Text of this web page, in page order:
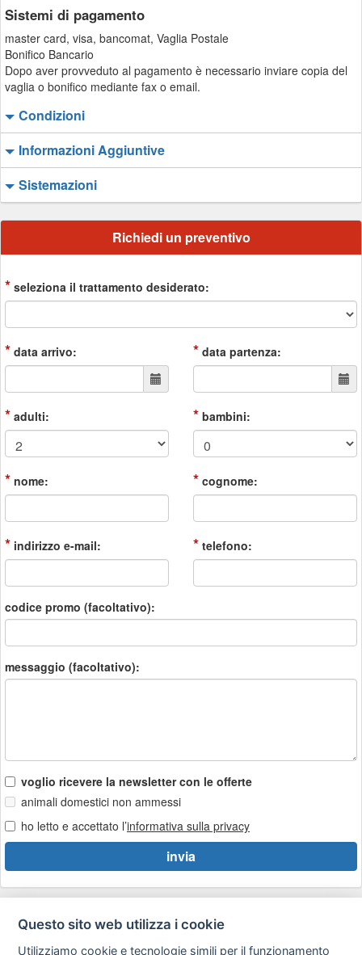
Sistemi di pagamento
master card, visa, bancomat, Vaglia Postale
Bonifico Bancario
Dopo aver provveduto al pagamento è necessario inviare copia del
vaglia o bonifico mediante fax o email.
Condizioni
Informazioni Aggiuntive
Sistemazioni
Richiedi un preventivo
* seleziona il trattamento desiderato:
* data arrivo: * data partenza:
* adulti: * bambini:
* nome: * cognome:
* indirizzo e-mail: * telefono:
codice promo (facoltativo):
messaggio (facoltativo):
voglio ricevere la newsletter con le offerte
animali domestici non ammessi
ho letto e accettato l’informativa sulla privacy
Privacy Avviso Scrivici
Questo sito web utilizza i cookie
Utilizziamo cookie e tecnologie simili per il funzionamento